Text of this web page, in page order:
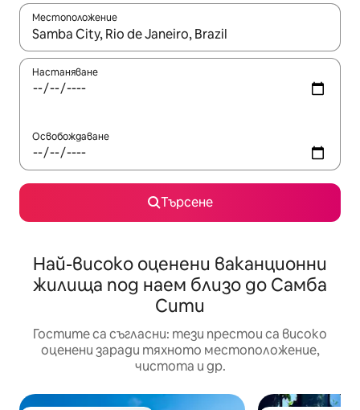
Местоположение
Когато резултатите се покажат, използвайте
Настаняване
Освобождаване
Търсене
Най-високо оценени ваканционни
жилища под наем близо до Самба
Сити
Гостите са съгласни: тези престои са високо
оценени заради тяхното местоположение,
чистота и др.